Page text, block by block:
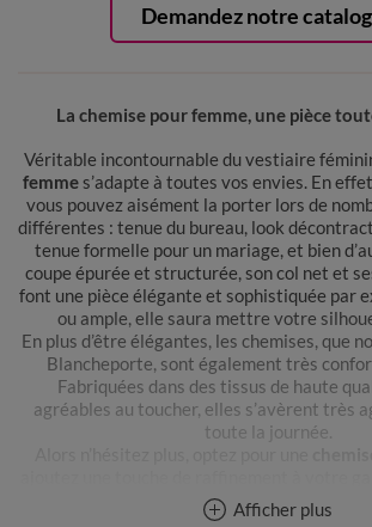
Demandez notre
La chemise pour femme, une pièce
Véritable incontournable du vestiaire
femmes’adapte à toutes vos envies. En
vous pouvez aisément la porter lors de
différentes : tenue du bureau, look
tenue formelle pour un mariage, et bien
coupe épurée et structurée, son col net et
font une pièce élégante et sophistiquée par
ou ample, elle saura mettre votre
En plus d’être élégantes, les chemises, que
Blancheporte, sont également très
Fabriquées dans des tissus de haute
agréables au toucher, elles s’avèrent très
toute la journée.
soit le style que vous recherchez, vous
doute, la chemise qui conviendra à vos
Afficher plus